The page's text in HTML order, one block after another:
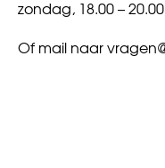
zondag, 18.00 –
Of mail naar